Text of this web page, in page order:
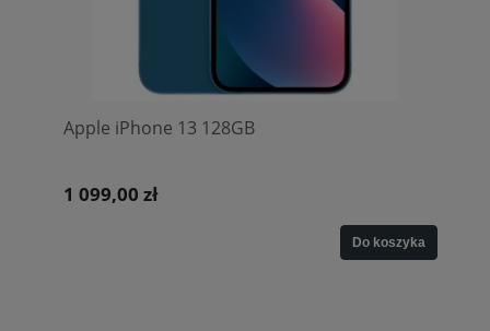
Apple iPhone 13 128GB
1 099,00 zł
Do koszyka